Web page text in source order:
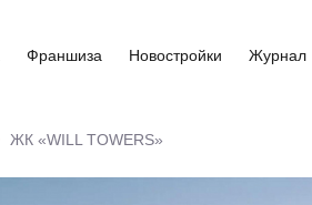
Франшиза Новостройки Журнал
ЖК «WILL TOWERS»